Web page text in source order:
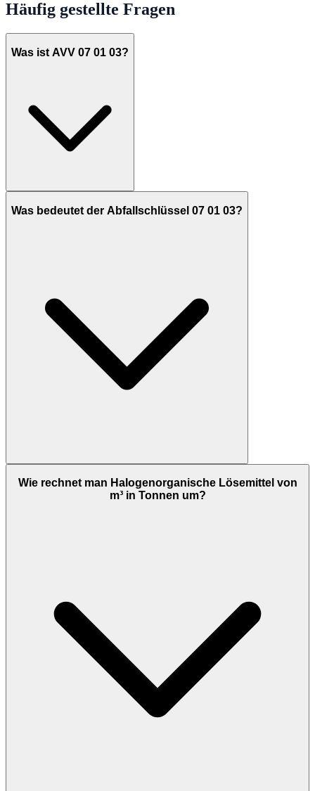
Häufig gestellte Fragen
Was ist AVV 07 01 03?
Was bedeutet der Abfallschlüssel 07 01 03?
Wie rechnet man Halogenorganische Lösemittel von
m³ in Tonnen um?